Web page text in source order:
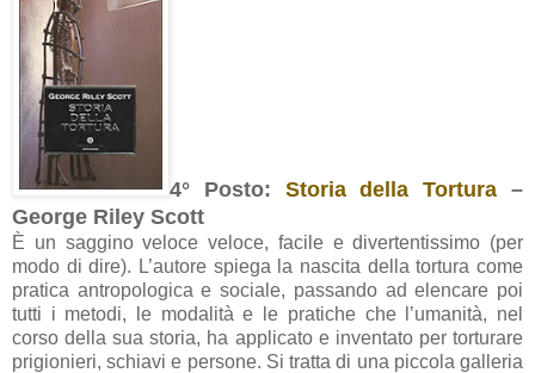
4° Posto: Storia della Tortura –
George Riley Scott
È un saggino veloce veloce, facile e divertentissimo (per
modo di dire). L’autore spiega la nascita della tortura come
pratica antropologica e sociale, passando ad elencare poi
tutti i metodi, le modalità e le pratiche che l’umanità, nel
corso della sua storia, ha applicato e inventato per torturare
prigionieri, schiavi e persone. Si tratta di una piccola galleria